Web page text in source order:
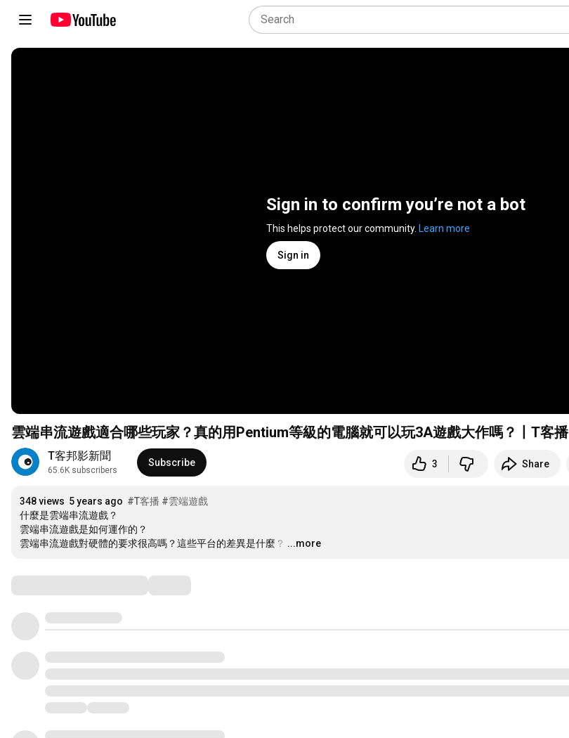
Sign in to confirm you’re not a bot
This helps protect our community. Learn more
Sign in
雲端串流遊戲適合哪些玩家？真的用Pentium等級的電腦就可以玩3A遊戲大作嗎？丨T客播
T客邦影新聞
65.6K subscribers
Subscribe 3 Share
348 views 5 years ago #T客播 #雲端遊戲
什麼是雲端串流遊戲？
雲端串流遊戲是如何運作的？
雲端串流遊戲對硬體的要求很高嗎？這些平台的差異是什麼？ …
...more